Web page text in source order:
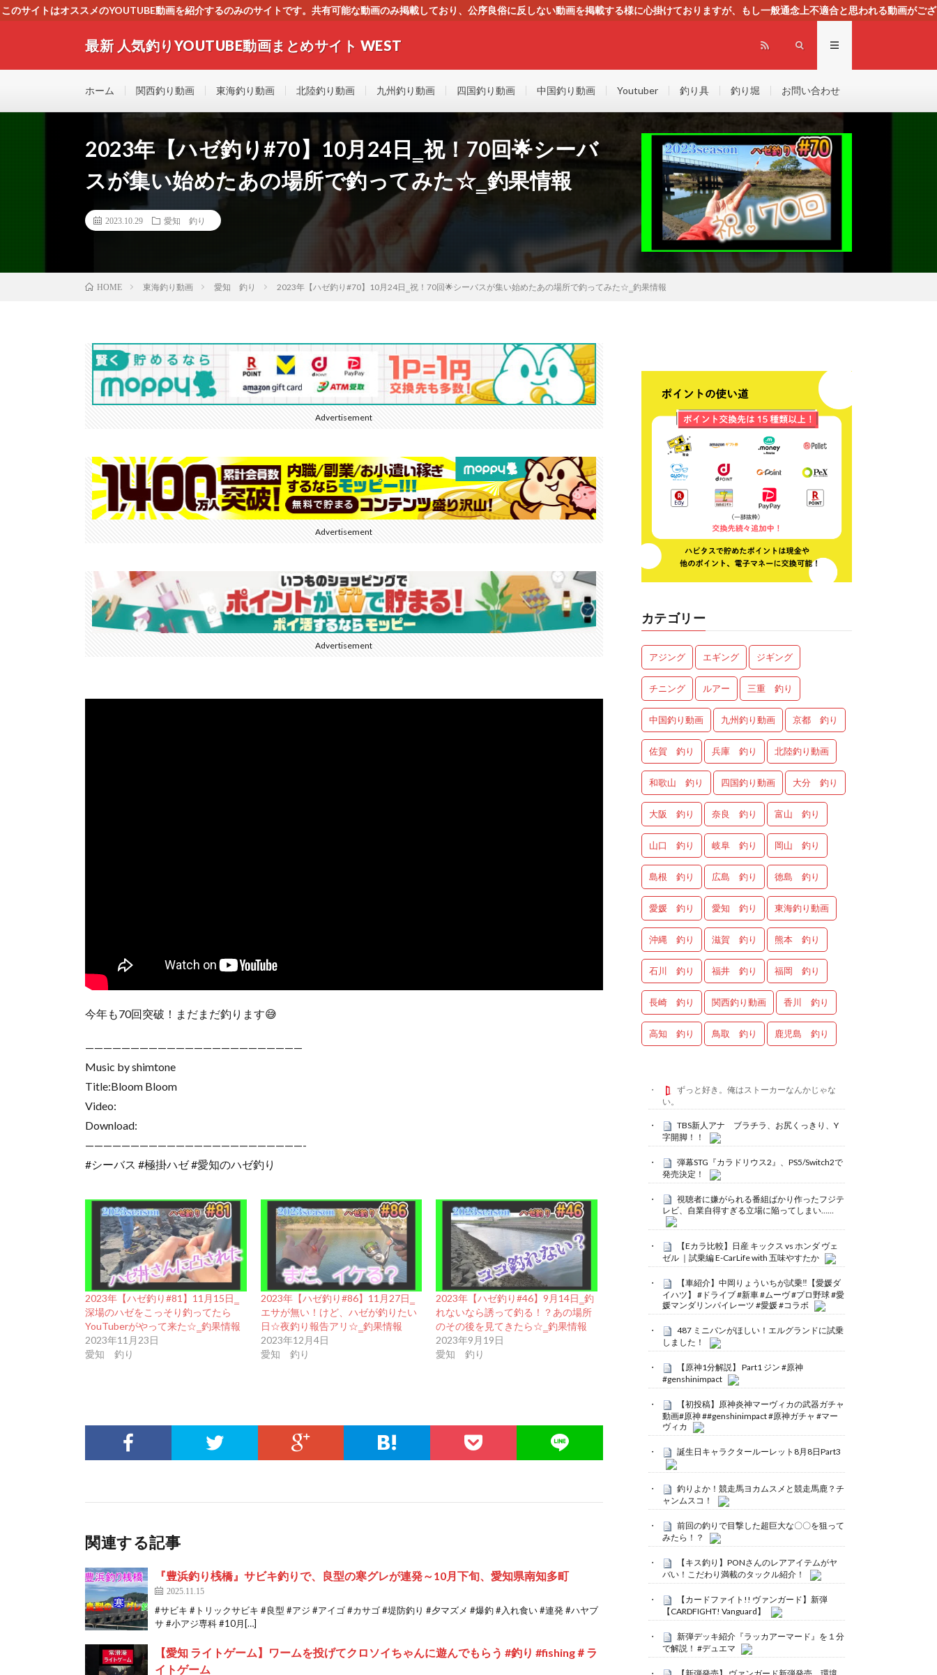
このサイトはオススメのYOUTUBE動画を紹介するのみのサイトです。共有可能な動画のみ掲載しており、公序良俗に反しない動画を掲載する様に心掛けておりますが、もし一般通念上不適合と思われる動画がござ
最新 人気釣りYOUTUBE動画まとめサイト WEST
す！！
ホーム 関西釣り動画 東海釣り動画 北陸釣り動画 九州釣り動画 四国釣り動画 中国釣り動画 Youtuber 釣り具 釣り堀 お問い合わせ
2023年【ハゼ釣り#70】10月24日‗祝！70回🌟シーバ
スが集い始めたあの場所で釣ってみた☆‗釣果情報
2023.10.29 愛知 釣り
HOME 東海釣り動画 愛知 釣り 2023年【ハゼ釣り#70】10月24日‗祝！70回🌟シーバスが集い始めたあの場所で釣ってみた☆‗釣果情報
Advertisement
Advertisement
Advertisement
今年も70回突破！まだまだ釣ります😅
————————————————————————
Music by shimtone
Title:Bloom Bloom
Video:
Download:
————————————————————————-
#シーバス #極掛ハゼ #愛知のハゼ釣り
2023年【ハゼ釣り#81】11月15日‗
深場のハゼをこっそり釣ってたら
YouTuberがやって来た☆‗釣果情報
2023年11月23日
愛知 釣り
2023年【ハゼ釣り#86】11月27日‗
エサが無い！けど、ハゼが釣りたい
日☆夜釣り報告アリ☆‗釣果情報
2023年12月4日
愛知 釣り
2023年【ハゼ釣り#46】9月14日‗釣
れないなら誘って釣る！？あの場所
のその後を見てきたら☆‗釣果情報
2023年9月19日
愛知 釣り
関連する記事
『豊浜釣り桟橋』サビキ釣りで、良型の寒グレが連発～10月下旬、愛知県南知多町
2025.11.15
#サビキ #トリックサビキ #良型 #アジ #アイゴ #カサゴ #堤防釣り #夕マズメ #爆釣 #入れ食い #連発 #ハヤブ
サ #小アジ専科 #10月[…]
【愛知 ライトゲーム】ワームを投げてクロソイちゃんに遊んでもらう #釣り #fishing＃ラ
イトゲーム
カテゴリー
アジング エギング ジギング
チニング ルアー 三重 釣り
中国釣り動画 九州釣り動画 京都 釣り
佐賀 釣り 兵庫 釣り 北陸釣り動画
和歌山 釣り 四国釣り動画 大分 釣り
大阪 釣り 奈良 釣り 富山 釣り
山口 釣り 岐阜 釣り 岡山 釣り
島根 釣り 広島 釣り 徳島 釣り
愛媛 釣り 愛知 釣り 東海釣り動画
沖縄 釣り 滋賀 釣り 熊本 釣り
石川 釣り 福井 釣り 福岡 釣り
長崎 釣り 関西釣り動画 香川 釣り
高知 釣り 鳥取 釣り 鹿児島 釣り
ずっと好き。俺はストーカーなんかじゃな
い。
TBS新人アナ ブラチラ、お尻くっきり、Y
字開脚！！
弾幕STG『カラドリウス2』、PS5/Switch2で
発売決定！
視聴者に嫌がられる番組ばかり作ったフジテ
レビ、自業自得すぎる立場に陥ってしまい……
【Eカラ比較】日産 キックス vs ホンダ ヴェ
ゼル ｜試乗編 E-CarLife with 五味やすたか
【車紹介】中岡りょういちが試乗‼️【愛媛ダ
イハツ】 #ドライブ #新車 #ムーヴ #プロ野球 #愛
媛マンダリンパイレーツ #愛媛 #コラボ
487 ミニバンがほしい！エルグランドに試乗
しました！
【原神1分解説】 Part1 ジン #原神
#genshinimpact
【初投稿】原神炎神マーヴィカの武器ガチャ
動画#原神 ##genshinimpact #原神ガチャ #マー
ヴィカ
誕生日キャラクタールーレット8月8日Part3
釣りよか！競走馬ヨカムスメと競走馬鹿？チ
ャンムスコ！
前回の釣りで目撃した超巨大な〇〇を狙って
みたら！？
【キス釣り】PONさんのレアアイテムがヤ
バい！こだわり満載のタックル紹介！
【カードファイト!! ヴァンガード】新弾
【CARDFIGHT! Vanguard】
新弾デッキ紹介『ラッカアーマード』を１分
で解説！ #デュエマ